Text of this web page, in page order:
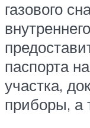
газового
паспорта
участка,
приборы, а